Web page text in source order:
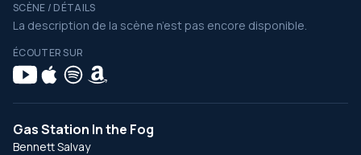
SCÈNE / DÉTAILS
La description de la scène n’est pas encore disponible.
ÉCOUTER SUR
Gas Station In the Fog
Bennett Salvay